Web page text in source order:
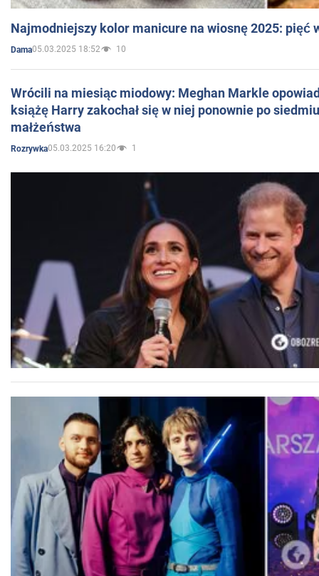
Najmodniejszy kolor manicure na wiosnę 2025: pięć
Dama05.03.2025 18:52 10
Wrócili na miesiąc miodowy: Meghan Markle
książę Harry zakochał się w niej ponownie po
małżeństwa
Rozrywka05.03.2025 16:20 1